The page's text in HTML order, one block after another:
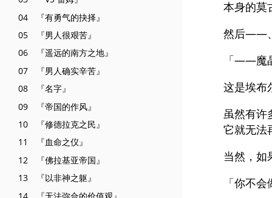
04 『有勇气的抉择』
05 『男人很艰苦』
06 『遥远的南方之地』
07 『男人确实辛苦』
08 『名字』
09 『帝国的作风』
10 『修德拉克之民』
11 『血命之仪』
12 『佛拉基亚帝国』
13 『以非神之躯』
14 『无法弥合的价值观』
本身的莫
然后——
「——魔
这是埃布
虽然有许
它就无法
当然，如
「你不